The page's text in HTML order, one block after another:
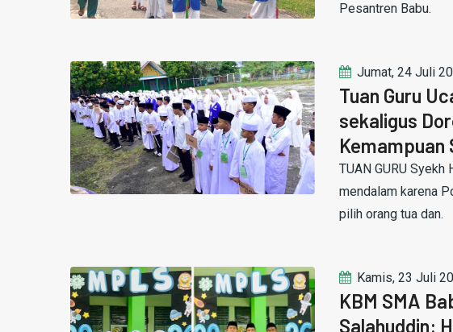
Pesantren Babu.
Jumat, 24 Juli
Tuan Guru
sekaligus
Kemampuan
TUAN GURU
mendalam karena
pilih orang tua dan.
Kamis, 23 Juli
KBM SMA
Salahuddin: